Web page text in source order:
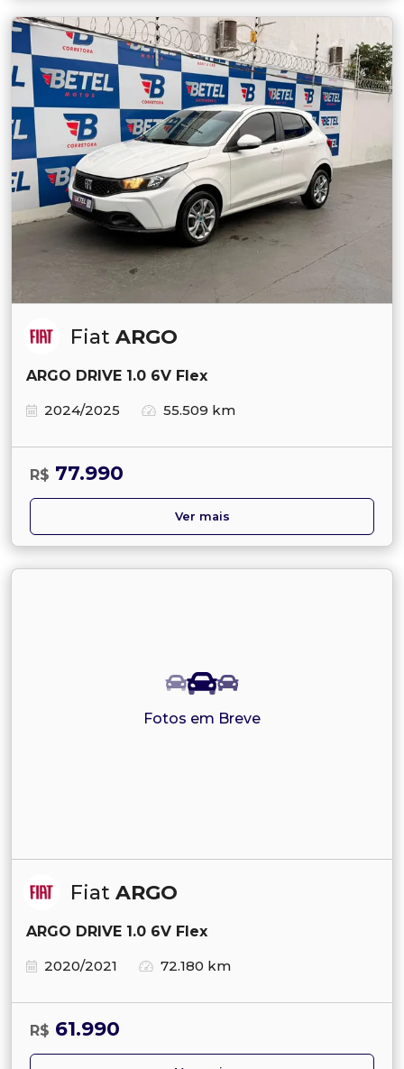
Fiat ARGO
ARGO DRIVE 1.0 6V Flex
2024/2025
55.509 km
R$ 77.990
Ver mais
Fotos em Breve
Fiat ARGO
ARGO DRIVE 1.0 6V Flex
2020/2021
72.180 km
R$ 61.990